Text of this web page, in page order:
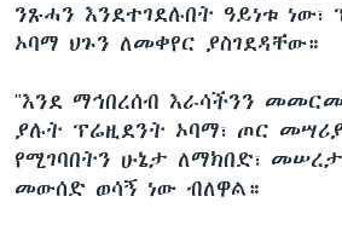
ንጹሓን እንደተገደሉበት ዓይነቱ ነው፣
ኦባማ ህጉን ለመቀየር ያስገደዳቸው።
"እንደ ማኅበረሰብ እራሳችንን
ያሉት ፕሬዚደንት ኦባማ፣ ጦር
የሚገባበትን ሁኔታ ለማክበድ፣
መውሰድ ወሳኝ ነው ብለዋል።